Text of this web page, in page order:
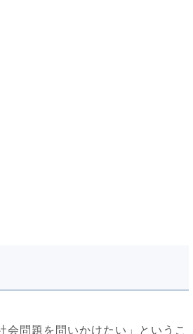
問題を問いかけたい」というこ